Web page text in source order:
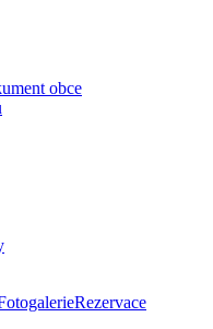
obce
Rezervace